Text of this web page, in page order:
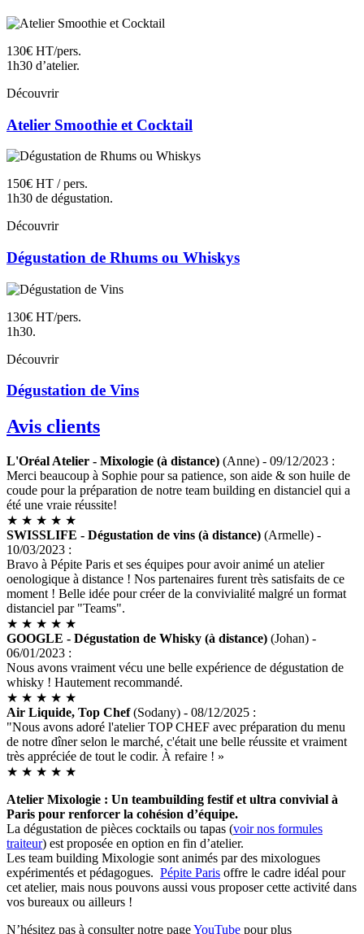
130€ HT/pers.
1h30 d’atelier.
Découvrir
Atelier Smoothie et Cocktail
150€ HT / pers.
1h30 de dégustation.
Découvrir
Dégustation de Rhums ou Whiskys
130€ HT/pers.
1h30.
Découvrir
Dégustation de Vins
Avis clients
L'Oréal Atelier - Mixologie (à distance) (Anne) - 09/12/2023 :
Merci beaucoup à Sophie pour sa patience, son aide & son huile de
coude pour la préparation de notre team building en distanciel qui a
été une vraie réussite!
★ ★ ★ ★ ★
SWISSLIFE - Dégustation de vins (à distance) (Armelle) -
10/03/2023 :
Bravo à Pépite Paris et ses équipes pour avoir animé un atelier
oenologique à distance ! Nos partenaires furent très satisfaits de ce
moment ! Belle idée pour créer de la convivialité malgré un format
distanciel par "Teams".
★ ★ ★ ★ ★
GOOGLE - Dégustation de Whisky (à distance) (Johan) -
06/01/2023 :
Nous avons vraiment vécu une belle expérience de dégustation de
whisky ! Hautement recommandé.
★ ★ ★ ★ ★
Air Liquide, Top Chef(Sodany) - 08/12/2025 :
"Nous avons adoré l'atelier TOP CHEF avec préparation du menu
de notre dîner selon le marché, c'était une belle réussite et vraiment
très appréciée de tout le codir. À refaire ! »
★ ★ ★ ★ ★
Atelier Mixologie : Un teambuilding festif et ultra convivial à
Paris pour renforcer la cohésion d’équipe.
La dégustation de pièces cocktails ou tapas (voir nos formules
traiteur) est proposée en option en fin d’atelier.
Les team building Mixologie sont animés par des mixologues
expérimentés et pédagogues. Pépite Paris offre le cadre idéal pour
cet atelier, mais nous pouvons aussi vous proposer cette activité dans
vos bureaux ou ailleurs !
N’hésitez pas à consulter notre pageYouTube pour plus